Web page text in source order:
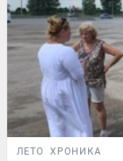
ЛЕТО ХРОНИКА